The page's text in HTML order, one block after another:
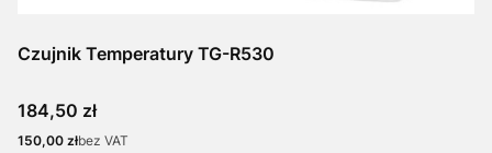
Czujnik Temperatury TG-R530
Cena
184,50 zł
Cena
150,00 złbez VAT